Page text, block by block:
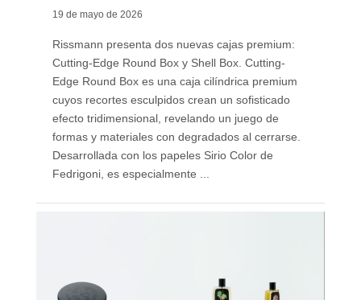
19 de mayo de 2026
Rissmann presenta dos nuevas cajas premium:
Cutting-Edge Round Box y Shell Box. Cutting-
Edge Round Box es una caja cilíndrica premium
cuyos recortes esculpidos crean un sofisticado
efecto tridimensional, revelando un juego de
formas y materiales con degradados al cerrarse.
Desarrollada con los papeles Sirio Color de
Fedrigoni, es especialmente ...